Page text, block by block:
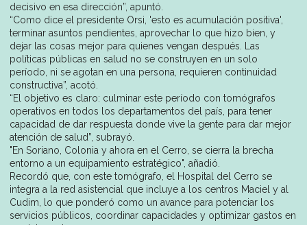
decisivo en esa dirección”, apuntó.
“Como dice el presidente Orsi, 'esto es acumulación positiva',
terminar asuntos pendientes, aprovechar lo que hizo bien, y
dejar las cosas mejor para quienes vengan después. Las
políticas públicas en salud no se construyen en un solo
período, ni se agotan en una persona, requieren continuidad
constructiva”, acotó.
“El objetivo es claro: culminar este período con tomógrafos
operativos en todos los departamentos del país, para tener
capacidad de dar respuesta donde vive la gente para dar mejor
atención de salud”, subrayó.
"En Soriano, Colonia y ahora en el Cerro, se cierra la brecha
entorno a un equipamiento estratégico", añadió.
Recordó que, con este tomógrafo, el Hospital del Cerro se
integra a la red asistencial que incluye a los centros Maciel y al
Cudim, lo que ponderó como un avance para potenciar los
servicios públicos, coordinar capacidades y optimizar gastos en